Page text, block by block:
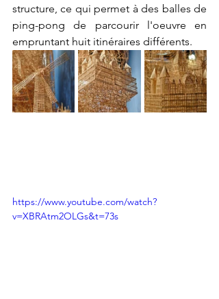
structure, ce qui permet à des balles de
ping-pong de parcourir l'oeuvre en
empruntant huit itinéraires différents.
https://www.youtube.com/watch?
v=XBRAtm2OLGs&t=73s